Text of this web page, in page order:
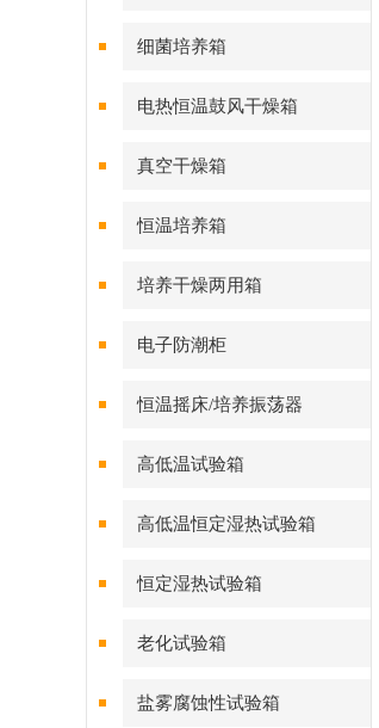
细菌培养箱
电热恒温鼓风干燥箱
真空干燥箱
恒温培养箱
培养干燥两用箱
电子防潮柜
恒温摇床/培养振荡器
高低温试验箱
高低温恒定湿热试验箱
恒定湿热试验箱
老化试验箱
盐雾腐蚀性试验箱